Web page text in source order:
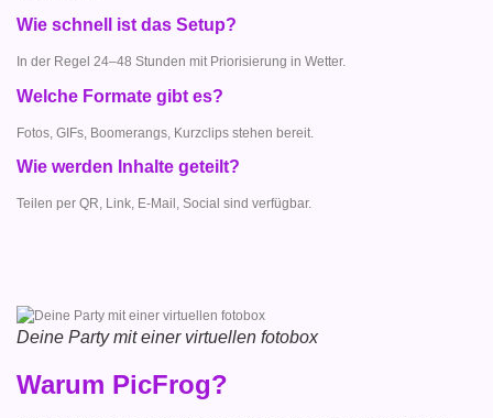
Wie schnell ist das Setup?
In der Regel 24–48 Stunden mit Priorisierung in Wetter.
Welche Formate gibt es?
Fotos, GIFs, Boomerangs, Kurzclips stehen bereit.
Wie werden Inhalte geteilt?
Teilen per QR, Link, E-Mail, Social sind verfügbar.
Deine Party mit einer virtuellen fotobox
Warum PicFrog?